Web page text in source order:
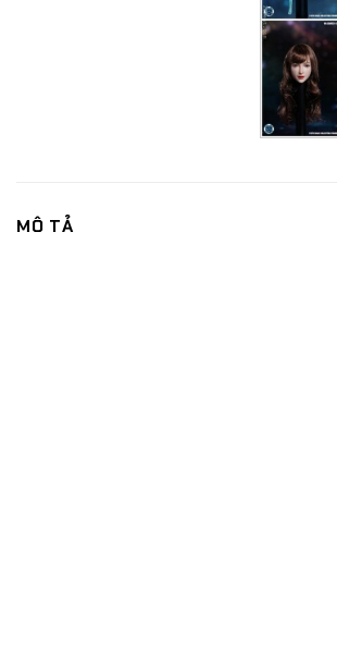
MÔ TẢ